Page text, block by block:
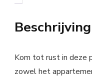
Beschrijving
Kom tot rust in deze
zowel het